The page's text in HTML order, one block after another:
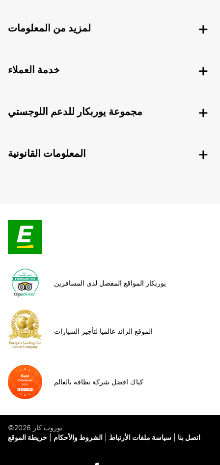
لمزيد من المعلومات
خدمة العملاء
مجموعة يوربكار للدعم اللوجستي
المعلومات القانونية
يوربكار المواقع المفضل لدى المسافرين
الموقع الرائد عالميا لتأجير السيارات
كياك افضل شركة نظافه بالعالم
©يوروب كار 2026
خريطة الموقع
الشروط والأحكام سياسة ملفات الأرتباط اتصل بنا